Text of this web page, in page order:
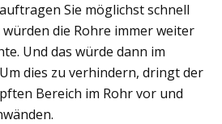
Sie möglichst schnell
die Rohre immer weiter
Und das würde dann im
dies zu verhindern, dringt der
Bereich im Rohr vor und